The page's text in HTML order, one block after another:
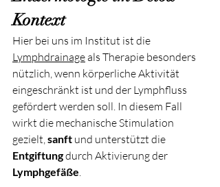
Kontext
Hier bei uns im Institut ist die
Lymphdrainage als Therapie besonders
nützlich, wenn körperliche Aktivität
eingeschränkt ist und der Lymphfluss
gefördert werden soll. In diesem Fall
wirkt die mechanische Stimulation
gezielt, sanft und unterstützt die
Entgiftung durch Aktivierung der
Lymphgefäße.